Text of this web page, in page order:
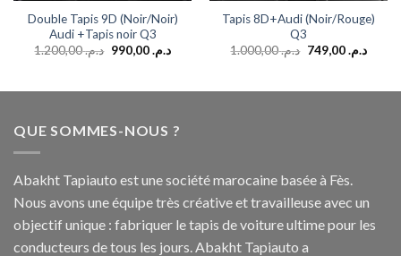
Double Tapis 9D (Noir/Noir)
Audi +Tapis noir Q3
د.م.1.200,00 د.م.990,00
Tapis 8D+Audi (Noir/Rouge)
Q3
د.م.1.000,00 د.م.749,00
QUE SOMMES-NOUS ?
Abakht Tapiauto est une société marocaine basée à Fès.
Nous avons une équipe très créative et travailleuse avec un
objectif unique : fabriquer le tapis de voiture ultime pour les
conducteurs de tous les jours. Abakht Tapiauto a